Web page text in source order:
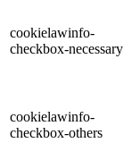
cookielawinfo-
checkbox-necessary
cookielawinfo-
checkbox-others